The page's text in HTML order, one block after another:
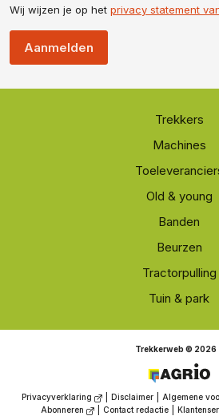
Wij wijzen je op het privacy statement
Aanmelden
Trekkers
Machines
Old & young
Banden
Beurzen
Tractorpulling
Tuin & park
Trekkerweb © 2026
Privacyverklaring Disclaimer Algemene
Abonneren
Contact redactie